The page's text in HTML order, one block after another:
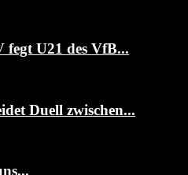
fegt U21 des VfB...
Duell zwischen...